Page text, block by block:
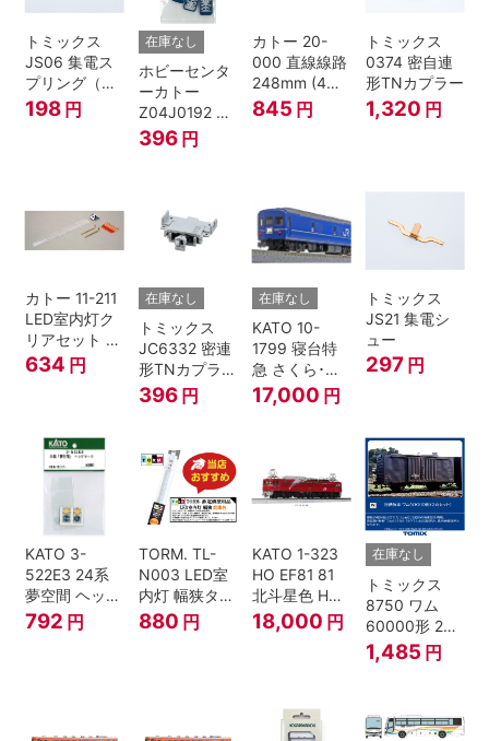
トミックス
JS06 集電ス
プリング（Ｌ
=7.5mm・4個
入） 鉄道模型
198 円
在庫なし
ホビーセンタ
ーカトー
Z04J0192 ク
モハ115 横須
賀色 ジャンパ
396 円
カトー 20-
000 直線線路
248mm (4本
入) Nゲージ
845 円
トミックス
0374 密自連
形TNカプラー
1,320 円
カトー 11-211
LED室内灯ク
リアセット N
ゲージ
634 円
在庫なし
トミックス
JC6332 密連
形TNカプラー
(SPグレー電
連付・211系)
396 円
在庫なし
KATO 10-
1799 寝台特
急 さくら･は
やぶさ/富士
24系 9両セッ
17,000 円
トミックス
JS21 集電シ
ュー
297 円
KATO 3-
522E3 24系
夢空間 ヘッド
マーク 4種各1
792 円
TORM. TL-
N003 LED室
内灯 幅狭タイ
プ・電球色 1
本 鉄道模型
880 円
KATO 1-323
HO EF81 81
北斗星色 HO
ゲージ
18,000 円
在庫なし
トミックス
8750 ワム
60000形 2両
セット Nゲー
ジ
1,485 円